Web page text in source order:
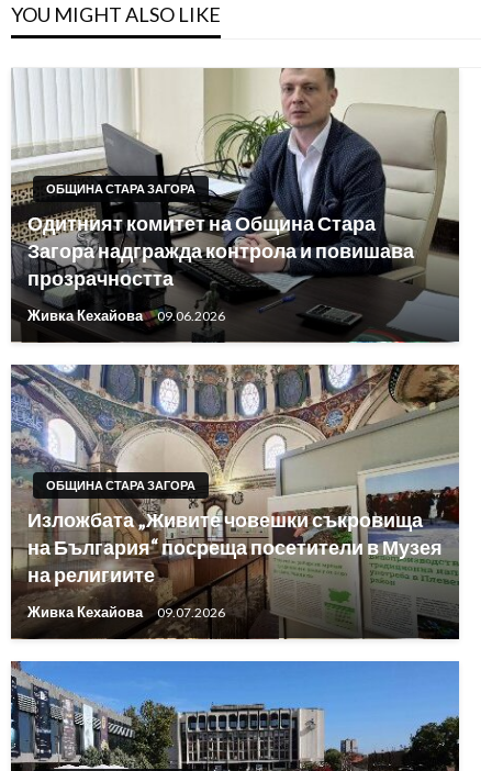
YOU MIGHT ALSO LIKE
ОБЩИНА СТАРА ЗАГОРА
Одитният комитет на Община Стара
Загора надгражда контрола и повишава
прозрачността
Живка Кехайова 09.06.2026
ОБЩИНА СТАРА ЗАГОРА
Изложбата „Живите човешки съкровища
на България“ посреща посетители в Музея
на религиите
Живка Кехайова 09.07.2026